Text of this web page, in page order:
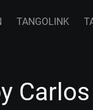
TANGOLINK
Carlos